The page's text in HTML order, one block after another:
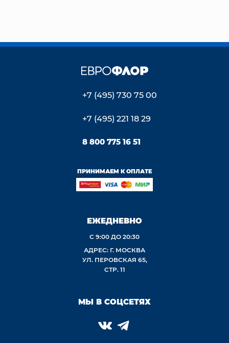
+7 (495) 730 75 00
+7 (495) 221 18 29
8 800 775 16 51
ПРИНИМАЕМ К ОПЛАТЕ
ЕЖЕДНЕВНО
С 9:00 ДО 20:30
АДРЕС: Г. МОСКВА
УЛ. ПЕРОВСКАЯ 65,
СТР. 11
МЫ В СОЦСЕТЯХ